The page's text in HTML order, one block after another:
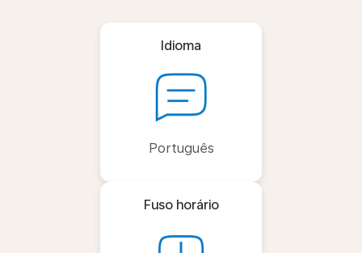
Idioma
Português
Fuso horário